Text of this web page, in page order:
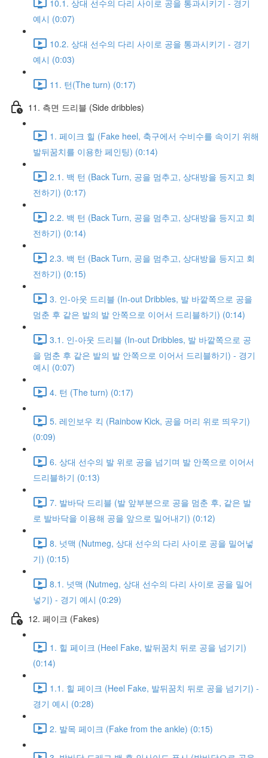
10.1. 상대 선수의 다리 사이로 공을 통과시키기 - 경기
예시 (0:07)
10.2. 상대 선수의 다리 사이로 공을 통과시키기 - 경기
예시 (0:03)
11. 턴(The turn) (0:17)
11. 측면 드리블 (Side dribbles)
1. 페이크 힐 (Fake heel, 축구에서 수비수를 속이기 위해
발뒤꿈치를 이용한 페인팅) (0:14)
2.1. 백 턴 (Back Turn, 공을 멈추고, 상대방을 등지고 회
전하기) (0:17)
2.2. 백 턴 (Back Turn, 공을 멈추고, 상대방을 등지고 회
전하기) (0:14)
2.3. 백 턴 (Back Turn, 공을 멈추고, 상대방을 등지고 회
전하기) (0:15)
3. 인-아웃 드리블 (In-out Dribbles, 발 바깥쪽으로 공을
멈춘 후 같은 발의 발 안쪽으로 이어서 드리블하기) (0:14)
3.1. 인-아웃 드리블 (In-out Dribbles, 발 바깥쪽으로 공
을 멈춘 후 같은 발의 발 안쪽으로 이어서 드리블하기) - 경기
예시 (0:07)
4. 턴 (The turn) (0:17)
5. 레인보우 킥 (Rainbow Kick, 공을 머리 위로 띄우기)
(0:09)
6. 상대 선수의 발 위로 공을 넘기며 발 안쪽으로 이어서
드리블하기 (0:13)
7. 발바닥 드리블 (발 앞부분으로 공을 멈춘 후, 같은 발
로 발바닥을 이용해 공을 앞으로 밀어내기) (0:12)
8. 넛맥 (Nutmeg, 상대 선수의 다리 사이로 공을 밀어넣
기) (0:15)
8.1. 넛맥 (Nutmeg, 상대 선수의 다리 사이로 공을 밀어
넣기) - 경기 예시 (0:29)
12. 페이크 (Fakes)
1. 힐 페이크 (Heel Fake, 발뒤꿈치 뒤로 공을 넘기기)
(0:14)
1.1. 힐 페이크 (Heel Fake, 발뒤꿈치 뒤로 공을 넘기기) -
경기 예시 (0:28)
2. 발목 페이크 (Fake from the ankle) (0:15)